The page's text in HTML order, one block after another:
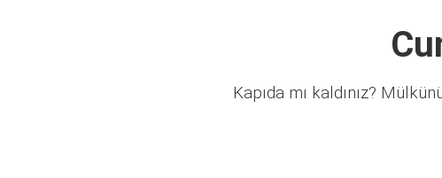
Kapıda mı kaldınız?